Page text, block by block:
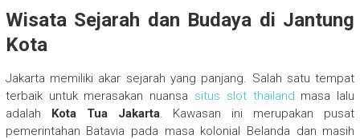
Wisata Sejarah dan Budaya di Jantung
Kota
Jakarta memiliki akar sejarah yang panjang. Salah satu tempat
terbaik untuk merasakan nuansa situs slot thailand masa lalu
adalah
Kota Tua Jakarta. Kawasan ini merupakan pusat
pemerintahan Batavia pada masa kolonial Belanda dan masih